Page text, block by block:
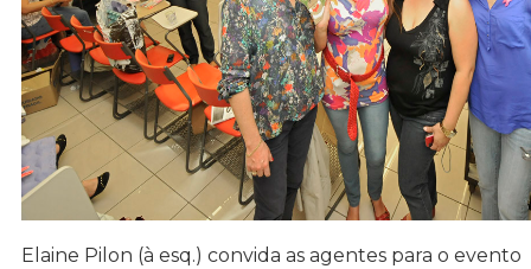
Elaine Pilon (à esq.) convida as agentes para o evento